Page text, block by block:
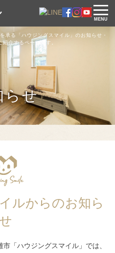
承る「ハウジングスマイル」のお知らせ・
紹介するページです。
らせ
MENU
ルからのお知ら
「ハウジングスマイル」では、